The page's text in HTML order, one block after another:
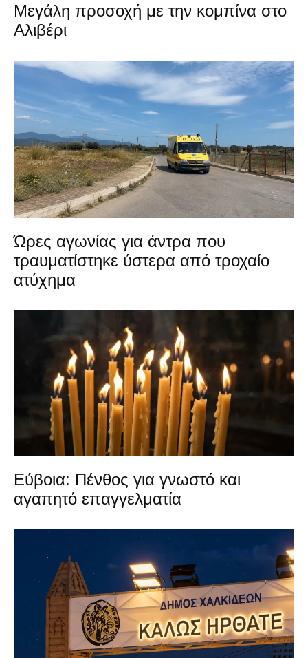
Μεγάλη προσοχή με την κομπίνα στο
Αλιβέρι
Ώρες αγωνίας για άντρα που
τραυματίστηκε ύστερα από τροχαίο
ατύχημα
Εύβοια: Πένθος για γνωστό και
αγαπητό επαγγελματία